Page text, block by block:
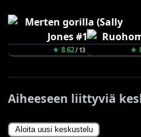
★ 8.62/ 13 ★
Aiheeseen liittyviä
Aloita uusi keskustelu